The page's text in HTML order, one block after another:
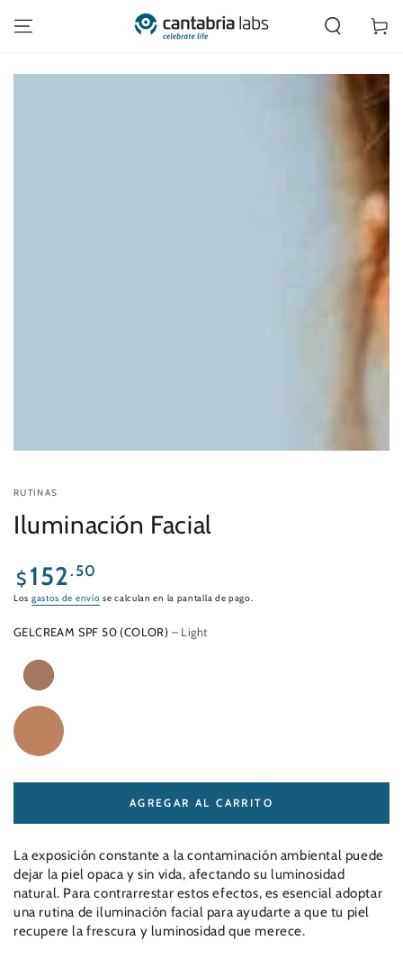
IR AL CONTENIDO Carrito
RUTINAS
Iluminación Facial
Precio
regular
$ 152.50
Los gastos de envío se calculan en la pantalla de pago.
GELCREAM SPF 50 (COLOR) – Light
AGREGAR AL CARRITO
La exposición constante a la contaminación ambiental puede
dejar la piel opaca y sin vida, afectando su luminosidad
natural. Para contrarrestar estos efectos, es esencial adoptar
una rutina de iluminación facial para ayudarte a que tu piel
recupere la frescura y luminosidad que merece.